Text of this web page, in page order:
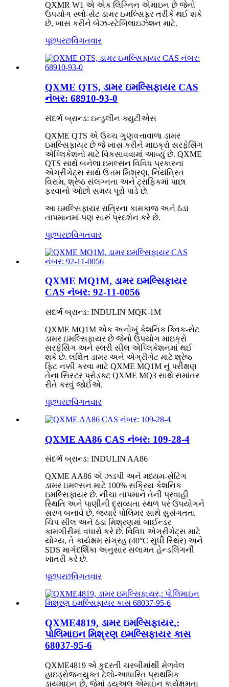
QXMR W1 એ એક લિગ્નિન એમાઇન છે જેનો
ઉપયોગ સ્લો-સેટ ડામર ઇમલ્સિફર તરીકે થઈ શકે
છે, ખાસ કરીને બેઝ-સ્ટેબિલાઇઝેશન માટે.
પૂછપરછવિગતવાર
QXME QTS, ડામર ઇમલ્સિફાયર CAS
નંબર: 68910-93-0
સંદર્ભ બ્રાન્ડ: ઇન્ડુલીન ક્યુટીએસ
QXME QTS એ ઉચ્ચ ગુણવત્તાવાળા ડામર
ઇમલ્સિફાયર છે જે ખાસ કરીને માઇક્રો સરફેસિંગ
એપ્લિકેશનો માટે વિકસાવવામાં આવ્યું છે. QXME
QTS સાથે બનેલા ઇમલ્સન વિવિધ પ્રકારના
એગ્રીગેટ્સ સાથે ઉત્તમ મિશ્રણ, નિયંત્રિત
વિરામ, શ્રેષ્ઠ સંલગ્નતા અને ટ્રાફિકમાં પાછા
ફરવાનો ઓછો સમય પૂરો પાડે છે.
આ ઇમલ્સિફાયર રાત્રિના કામકાજ અને ઠંડા
તાપમાનમાં પણ સારું પ્રદર્શન કરે છે.
પૂછપરછવિગતવાર
QXME MQ1M, ડામર ઇમલ્સિફાયર
CAS નંબર: 92-11-0056
સંદર્ભ બ્રાન્ડ: INDULIN MQK-1M
QXME MQ1M એક અનોખું કેશનિક ક્વિક-સેટ
ડામર ઇમલ્સિફાયર છે જેનો ઉપયોગ માઇક્રો
સરફેસિંગ અને સ્લરી સીલ એપ્લિકેશનમાં થઈ
શકે છે. લક્ષિત ડામર અને એગ્રીગેટ માટે શ્રેષ્ઠ
ફિટ નક્કી કરવા માટે QXME MQ1M નું પરીક્ષણ
તેના સિસ્ટર પ્રોડક્ટ QXME MQ3 સાથે સમાંતર
રીતે કરવું જોઈએ.
પૂછપરછવિગતવાર
QXME AA86 CAS નંબર: 109-28-4
સંદર્ભ બ્રાન્ડ: INDULIN AA86
QXME AA86 એ ઝડપી અને મધ્યમ-સેટિંગ
ડામર ઇમલ્સન માટે 100% સક્રિય કેશનિક
ઇમલ્સિફાયર છે. નીચા તાપમાને તેની પ્રવાહી
સ્થિતિ અને પાણીની દ્રાવ્યતા સ્થળ પર ઉપયોગને
સરળ બનાવે છે, જ્યારે પોલિમર સાથે સુસંગતતા
ચિપ સીલ અને ઠંડા મિશ્રણમાં બાઈન્ડર
કામગીરીમાં વધારો કરે છે. વિવિધ એગ્રીગેટ્સ માટે
યોગ્ય, તે કાર્યક્ષમ સંગ્રહ (40°C સુધી સ્થિર) અને
SDS માર્ગદર્શિકા અનુસાર સલામત હેન્ડલિંગની
ખાતરી કરે છે.
પૂછપરછવિગતવાર
QXME4819, ડામર ઇમલ્સિફાયર,:
પોલિમાઇન મિશ્રણ ઇમલ્સિફાયર કાસ
68037-95-6
QXME4819 એ કુદરતી ચરબીમાંથી મેળવેલ
હાઇડ્રોજનયુક્ત ટેલો-આધારિત પ્રાથમિક
ડાયમાઇન છે, જેમાં ડ્યુઅલ એમાઇન કાર્યક્ષમતા